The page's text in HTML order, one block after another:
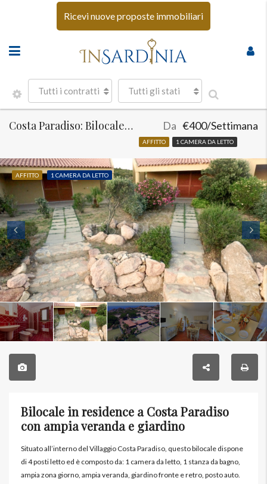
Ricevi nuove proposte immobiliari
Tutti i contratti Tutti gli stati
Costa Paradiso: Bilocale con giardino e piscina
AFFITTO 1 CAMERA DA LETTO
Da €400/Settimana
AFFITTO 1 CAMERA DA LETTO
Bilocale in residence a Costa Paradiso
con ampia veranda e giardino
Situato all’interno del Villaggio Costa Paradiso, questo bilocale dispone
di 4 posti letto ed è composto da: 1 camera da letto, 1 stanza da bagno,
ampia zona giorno, ampia veranda, giardino fronte e retro, posto auto.